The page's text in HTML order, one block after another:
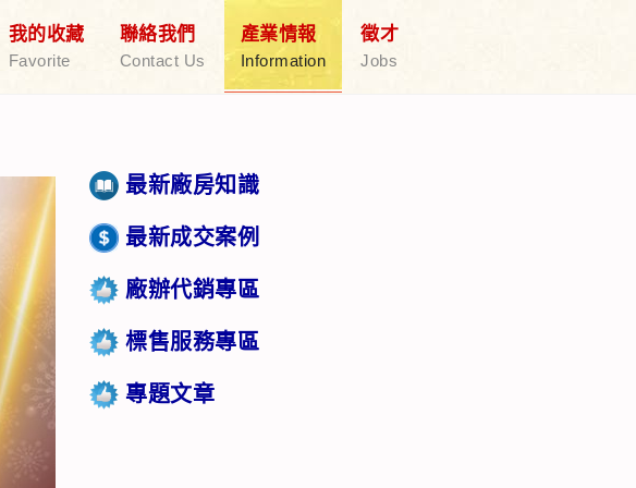
我的收藏
Favorite
聯絡我們
Contact Us
產業情報
Information
徵才
Jobs
最新廠房知識
最新成交案例
廠辦代銷專區
標售服務專區
專題文章